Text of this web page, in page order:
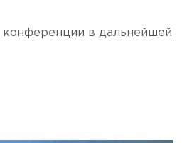
конференции в дальнейшей